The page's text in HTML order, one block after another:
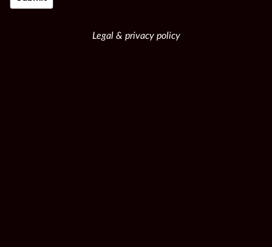
Legal & privacy policy